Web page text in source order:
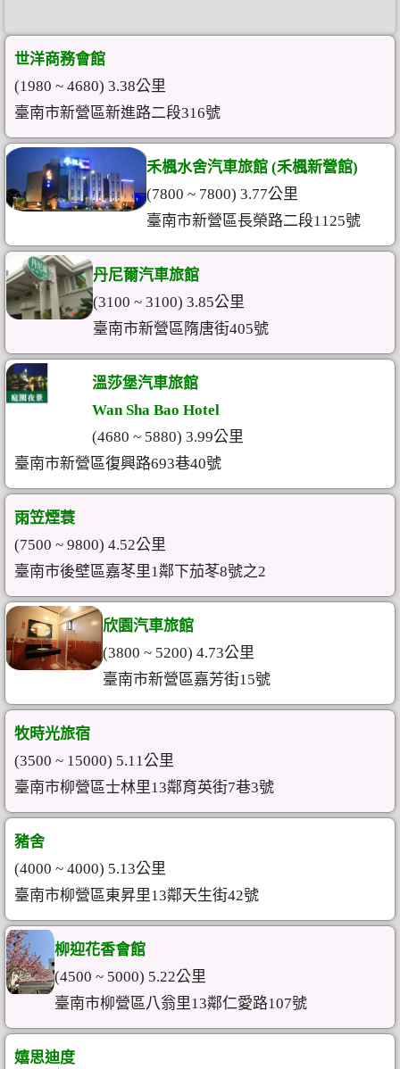
世洋商務會館
(1980 ~ 4680) 3.38公里
臺南市新營區新進路二段316號
禾楓水舍汽車旅館 (禾楓新營館)
(7800 ~ 7800) 3.77公里
臺南市新營區長榮路二段1125號
丹尼爾汽車旅館
(3100 ~ 3100) 3.85公里
臺南市新營區隋唐街405號
溫莎堡汽車旅館
Wan Sha Bao Hotel
(4680 ~ 5880) 3.99公里
臺南市新營區復興路693巷40號
雨笠煙蓑
(7500 ~ 9800) 4.52公里
臺南市後壁區嘉苳里1鄰下茄苳8號之2
欣園汽車旅館
(3800 ~ 5200) 4.73公里
臺南市新營區嘉芳街15號
牧時光旅宿
(3500 ~ 15000) 5.11公里
臺南市柳營區士林里13鄰育英街7巷3號
豬舍
(4000 ~ 4000) 5.13公里
臺南市柳營區東昇里13鄰天生街42號
柳迎花香會館
(4500 ~ 5000) 5.22公里
臺南市柳營區八翁里13鄰仁愛路107號
嬉思迪度